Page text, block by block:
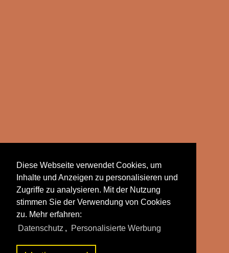
Diese Webseite verwendet Cookies, um
Inhalte und Anzeigen zu personalisieren und
Zugriffe zu analysieren. Mit der Nutzung
stimmen Sie der Verwendung von Cookies
zu. Mehr erfahren:
Datenschutz , Personalisierte Werbung